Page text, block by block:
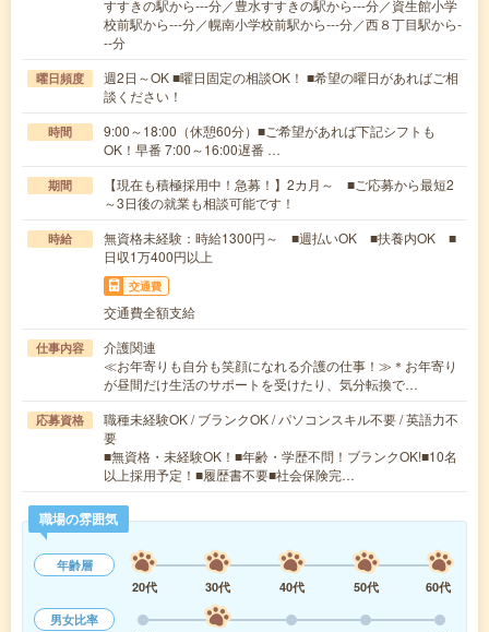
すすきの駅から---分／豊水すすきの駅から---分／資生館小学
校前駅から---分／幌南小学校前駅から---分／西８丁目駅から-
--分
曜日頻度
週2日～OK ■曜日固定の相談OK！ ■希望の曜日があればご相
談ください！
時間
9:00～18:00（休憩60分）■ご希望があれば下記シフトも
OK！早番 7:00～16:00遅番 …
期間
【現在も積極採用中！急募！】2カ月～ ■ご応募から最短2
～3日後の就業も相談可能です！
時給
無資格未経験：時給1300円～ ■週払いOK ■扶養内OK ■
日収1万400円以上
交通費
交通費全額支給
仕事内容
介護関連
≪お年寄りも自分も笑顔になれる介護の仕事！≫＊お年寄り
が昼間だけ生活のサポートを受けたり、気分転換で…
応募資格
職種未経験OK / ブランクOK / パソコンスキル不要 / 英語力不
要
■無資格・未経験OK！■年齢・学歴不問！ブランクOK!■10名
以上採用予定！■履歴書不要■社会保険完…
職場の雰囲気
年齢層
20代
30代 40代 50代
60代
男女比率